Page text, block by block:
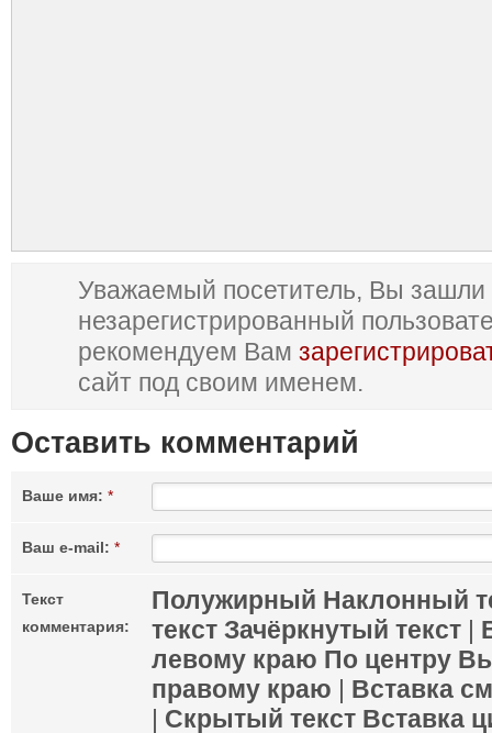
Уважаемый посетитель, Вы зашли
незарегистрированный
рекомендуем Вам
сайт под своим именем.
Оставить комментарий
Ваше имя: *
Ваш e-mail: *
Текст
комментария:
Полужирный Наклонный
текст Зачёркнутый текст |
левому краю По центру
правому краю | Вставка
| Скрытый текст Вставка